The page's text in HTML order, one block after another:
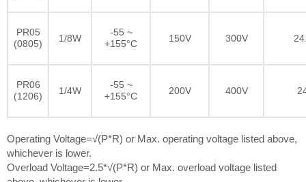
PR05
(0805)
1/8W
-55 ~
+155°C
150V 300V
PR06
(1206)
1/4W
-55 ~
+155°C
200V 400V
Operating Voltage=√(P*R) or Max. operating voltage listed above,
whichever is lower.
Overload Voltage=2.5*√(P*R) or Max. overload voltage listed